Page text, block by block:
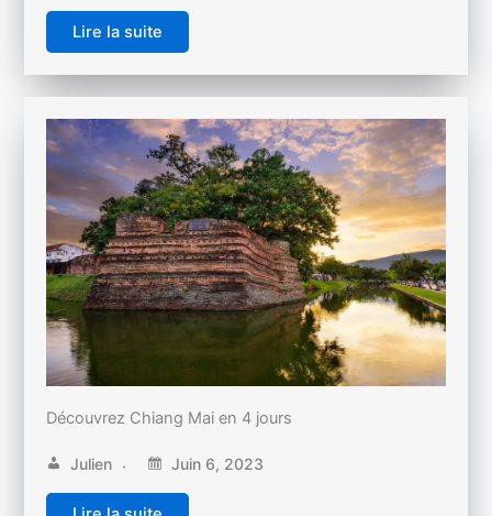
Lire la suite
Découvrez Chiang Mai en 4 jours
Julien Juin 6, 2023